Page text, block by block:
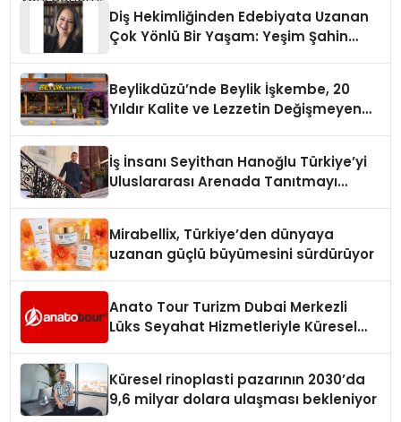
Diş Hekimliğinden Edebiyata Uzanan
Çok Yönlü Bir Yaşam: Yeşim Şahin
Beylikdüzü’nde Beylik İşkembe, 20
Yıldır Kalite ve Lezzetin Değişmeyen
İş İnsanı Seyithan Hanoğlu Türkiye’yi
Uluslararası Arenada Tanıtmayı
Mirabellix, Türkiye’den dünyaya
uzanan güçlü büyümesini sürdürüyor
Anato Tour Turizm Dubai Merkezli
Lüks Seyahat Hizmetleriyle Küresel
Küresel rinoplasti pazarının 2030’da
9,6 milyar dolara ulaşması bekleniyor